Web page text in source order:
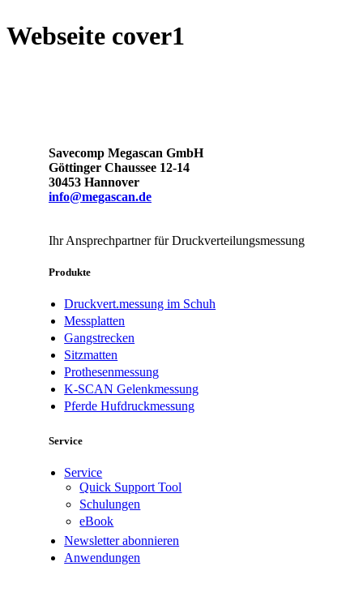
Webseite cover1
Savecomp Megascan GmbH
Göttinger Chaussee 12-14
30453 Hannover
info@megascan.de
Ihr Ansprechpartner für Druckverteilungsmessung
Produkte
Druckvert.messung im Schuh
Messplatten
Gangstrecken
Sitzmatten
Prothesenmessung
K-SCAN Gelenkmessung
Pferde Hufdruckmessung
Service
Service
Quick Support Tool
Schulungen
eBook
Newsletter abonnieren
Anwendungen